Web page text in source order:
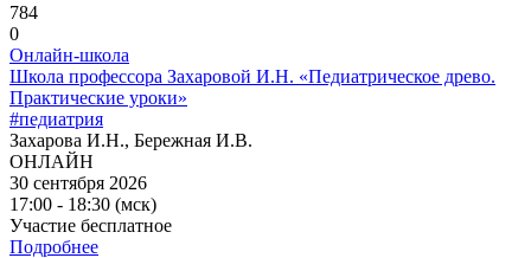
784
0
Онлайн-школа
Школа профессора Захаровой И.Н. «Педиатрическое древо.
Практические уроки»
#педиатрия
Захарова И.Н., Бережная И.В.
ОНЛАЙН
30 сентября 2026
17:00 - 18:30 (мск)
Участие бесплатное
Подробнее